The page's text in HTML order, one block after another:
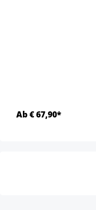
Ab € 67,90*